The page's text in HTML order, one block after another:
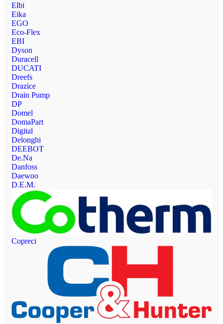
Elbi
Eika
EGO
Eco-Flex
EBI
Dyson
Duracell
DUCATI
Dreefs
Drazice
Drain Pump
DP
Domel
DomaPart
Digital
Delonghi
DEEBOT
De.Na
Danfoss
Daewoo
D.E.M.
Copreci